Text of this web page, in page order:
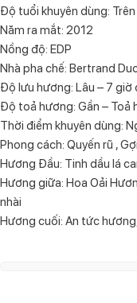
Độ tuổi khuyên dùng:
Năm ra mắt: 2012
Nồng độ: EDP
Nhà pha chế: Bertrand
Độ lưu hương: Lâu – 7 giờ
Độ toả hương: Gần –
Thời điểm khuyên dùng:
Phong cách: Quyến rũ ,
Hương Đầu: Tinh dầu lá
Hương giữa: Hoa Oải
nhài
Hương cuối: An tức